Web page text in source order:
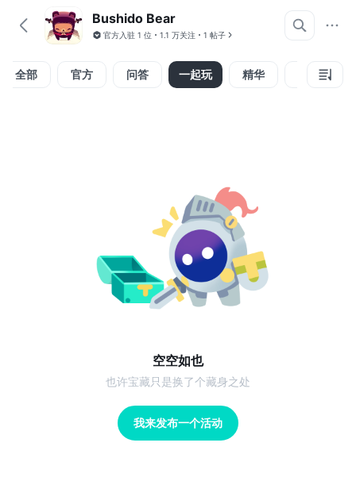
Bushido Bear
官方入驻 1 位 1.1 万关注 1 帖子
全部 官方 问答 一起玩 精华 视频
空空如也
也许宝藏只是换了个藏身之处
我来发布一个活动